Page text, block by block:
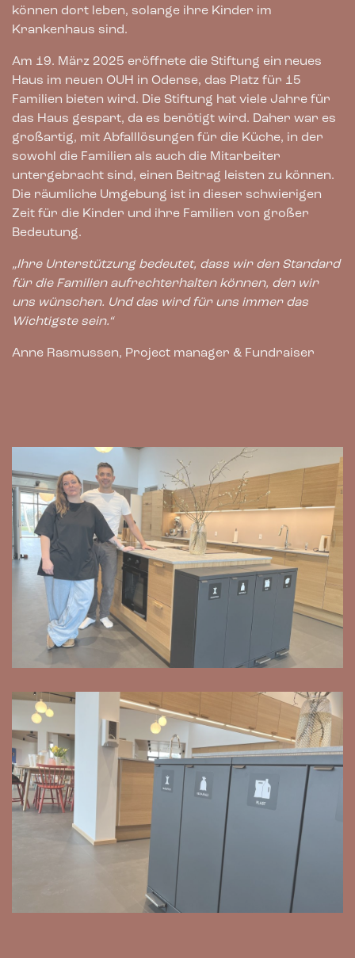
können dort leben, solange ihre Kinder im
Krankenhaus sind.
Am 19. März 2025 eröffnete die Stiftung ein neues
Haus im neuen OUH in Odense, das Platz für 15
Familien bieten wird. Die Stiftung hat viele Jahre für
das Haus gespart, da es benötigt wird. Daher war es
großartig, mit Abfalllösungen für die Küche, in der
sowohl die Familien als auch die Mitarbeiter
untergebracht sind, einen Beitrag leisten zu können.
Die räumliche Umgebung ist in dieser schwierigen
Zeit für die Kinder und ihre Familien von großer
Bedeutung.
„Ihre Unterstützung bedeutet, dass wir den Standard
für die Familien aufrechterhalten können, den wir
uns wünschen. Und das wird für uns immer das
Wichtigste sein.“
Anne Rasmussen, Project manager & Fundraiser